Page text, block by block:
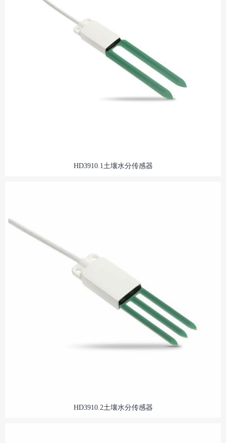
HD3910.1土壤水分传感器
HD3910.2土壤水分传感器